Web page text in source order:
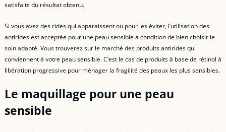
satisfaits du résultat obtenu.
Si vous avez des rides qui apparaissent ou pour les éviter, l’utilisation des
antirides est acceptée pour une peau sensible à condition de bien choisir le
soin adapté. Vous trouverez sur le marché des produits antirides qui
conviennent à votre peau sensible. C’est le cas de produits à base de rétinol à
libération progressive pour ménager la fragilité des peaux les plus sensibles.
Le maquillage pour une peau
sensible